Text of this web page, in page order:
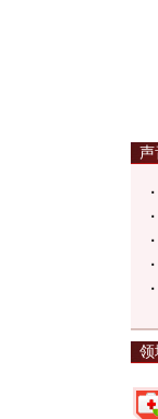
声
■
■
■
■
■
领